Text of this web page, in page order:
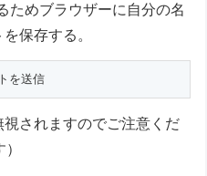
ためブラウザーに自分の名
保存する。
されますのでご注意くだ